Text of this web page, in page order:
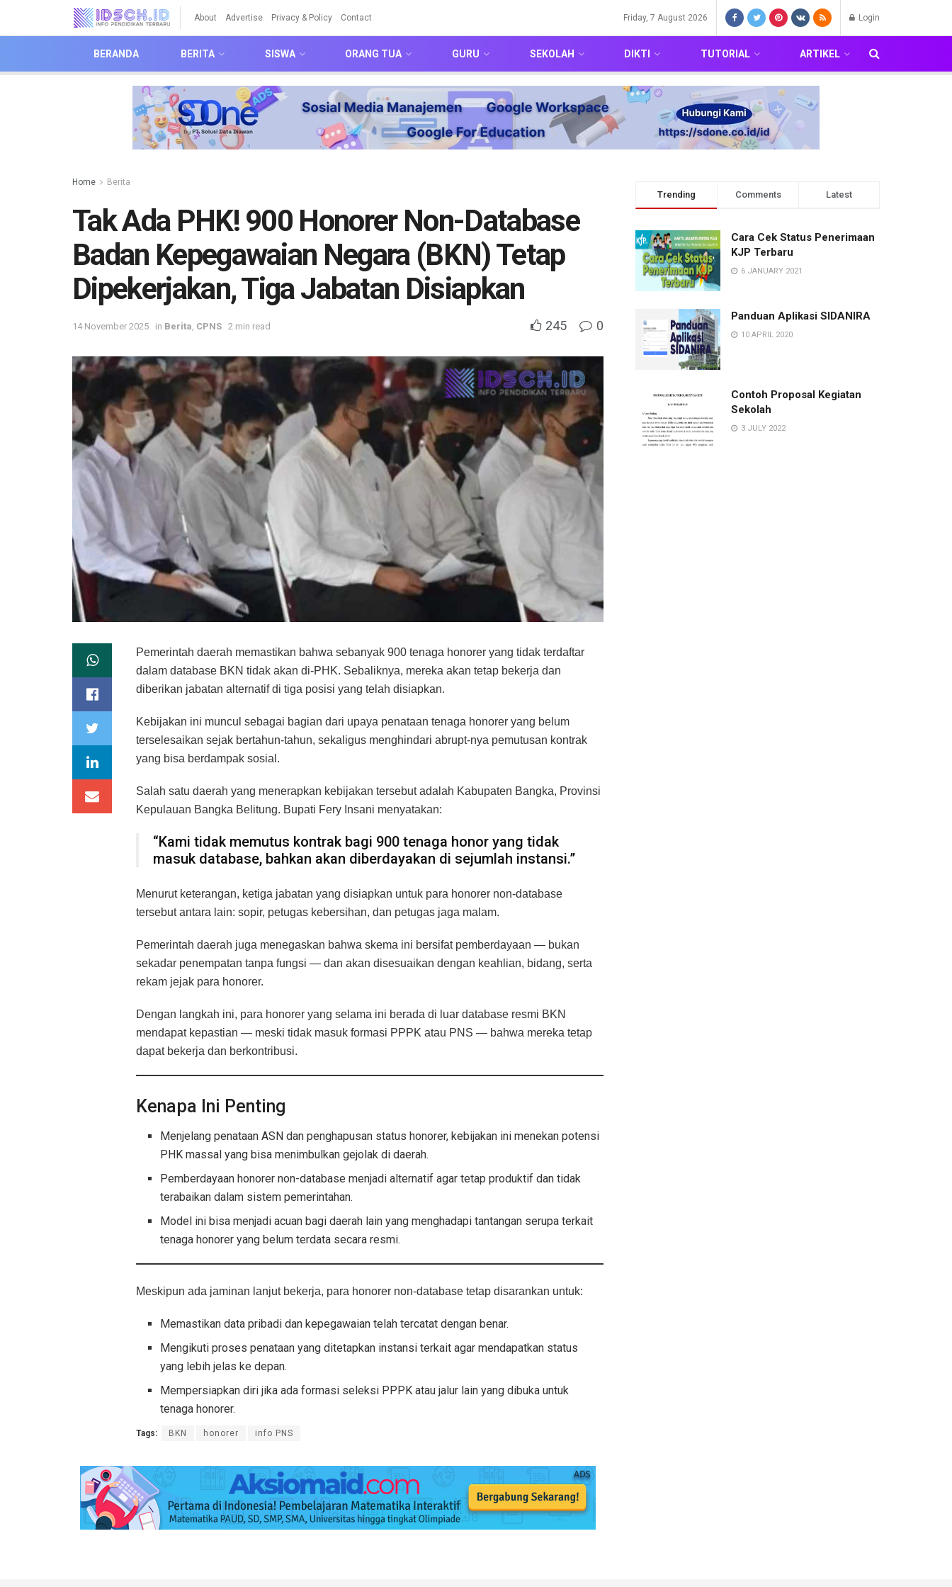
About Advertise Privacy & Policy Contact Friday, 7 August 2026 Login
BERANDA BERITA SISWA ORANG TUA GURU SEKOLAH DIKTI TUTORIAL ARTIKEL
Home Berita
Tak Ada PHK! 900 Honorer Non-Database
Badan Kepegawaian Negara (BKN) Tetap
Dipekerjakan, Tiga Jabatan Disiapkan
14 November 2025 in Berita CPNS 2 min read 245 0
Pemerintah daerah memastikan bahwa sebanyak 900 tenaga honorer yang tidak terdaftar
dalam database BKN tidak akan di-PHK. Sebaliknya, mereka akan tetap bekerja dan
diberikan jabatan alternatif di tiga posisi yang telah disiapkan.
Kebijakan ini muncul sebagai bagian dari upaya penataan tenaga honorer yang belum
terselesaikan sejak bertahun-tahun, sekaligus menghindari abrupt-nya pemutusan kontrak
yang bisa berdampak sosial.
Salah satu daerah yang menerapkan kebijakan tersebut adalah Kabupaten Bangka, Provinsi
Kepulauan Bangka Belitung. Bupati Fery Insani menyatakan:
“Kami tidak memutus kontrak bagi 900 tenaga honor yang tidak
masuk database, bahkan akan diberdayakan di sejumlah instansi.”
Menurut keterangan, ketiga jabatan yang disiapkan untuk para honorer non-database
tersebut antara lain: sopir, petugas kebersihan, dan petugas jaga malam.
Pemerintah daerah juga menegaskan bahwa skema ini bersifat pemberdayaan — bukan
sekadar penempatan tanpa fungsi — dan akan disesuaikan dengan keahlian, bidang, serta
rekam jejak para honorer.
Dengan langkah ini, para honorer yang selama ini berada di luar database resmi BKN
mendapat kepastian — meski tidak masuk formasi PPPK atau PNS — bahwa mereka tetap
dapat bekerja dan berkontribusi.
Kenapa Ini Penting
Menjelang penataan ASN dan penghapusan status honorer, kebijakan ini menekan potensi
PHK massal yang bisa menimbulkan gejolak di daerah.
Pemberdayaan honorer non-database menjadi alternatif agar tetap produktif dan tidak
terabaikan dalam sistem pemerintahan.
Model ini bisa menjadi acuan bagi daerah lain yang menghadapi tantangan serupa terkait
tenaga honorer yang belum terdata secara resmi.
Meskipun ada jaminan lanjut bekerja, para honorer non-database tetap disarankan untuk:
Memastikan data pribadi dan kepegawaian telah tercatat dengan benar.
Mengikuti proses penataan yang ditetapkan instansi terkait agar mendapatkan status
yang lebih jelas ke depan.
Mempersiapkan diri jika ada formasi seleksi PPPK atau jalur lain yang dibuka untuk
tenaga honorer.
Tags: BKN honorer info PNS
Trending Comments Latest
Cara Cek Status Penerimaan
KJP Terbaru
6 JANUARY 2021
Panduan Aplikasi SIDANIRA
10 APRIL 2020
Contoh Proposal Kegiatan
Sekolah
3 JULY 2022